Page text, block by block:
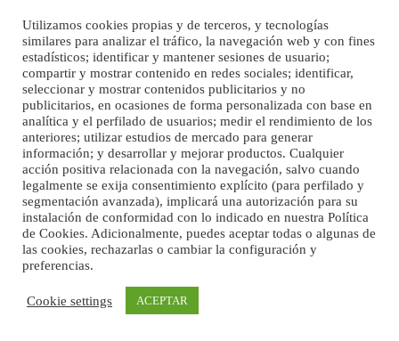
Cerca de un centenar de niños y niñas participan en una
actividad dirigida por el histórico jugador internacional Carmelo
Cabrera en las canchas Pepe Armas La segunda semana
incluirá una jornada de inclusión con Felices con Narices, el
Desafío Canaluz y una clausura con medallas y…
0
10/07/2026
Utilizamos cookies propias y de terceros, y tecnologías
similares para analizar el tráfico, la navegación web y con fines
estadísticos; identificar y mantener sesiones de usuario;
compartir y mostrar contenido en redes sociales; identificar,
seleccionar y mostrar contenidos publicitarios y no
publicitarios, en ocasiones de forma personalizada con base en
analítica y el perfilado de usuarios; medir el rendimiento de los
anteriores; utilizar estudios de mercado para generar
información; y desarrollar y mejorar productos. Cualquier
acción positiva relacionada con la navegación, salvo cuando
legalmente se exija consentimiento explícito (para perfilado y
segmentación avanzada), implicará una autorización para su
instalación de conformidad con lo indicado en nuestra Política
de Cookies. Adicionalmente, puedes aceptar todas o algunas de
las cookies, rechazarlas o cambiar la configuración y
preferencias.
Cookie settings ACEPTAR